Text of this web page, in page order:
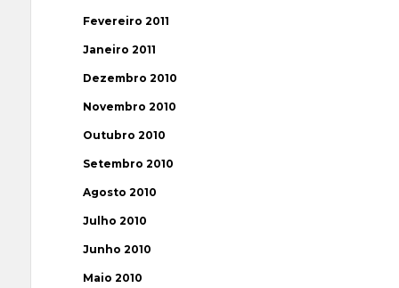
Fevereiro 2011
Janeiro 2011
Dezembro 2010
Novembro 2010
Outubro 2010
Setembro 2010
Agosto 2010
Julho 2010
Junho 2010
Maio 2010